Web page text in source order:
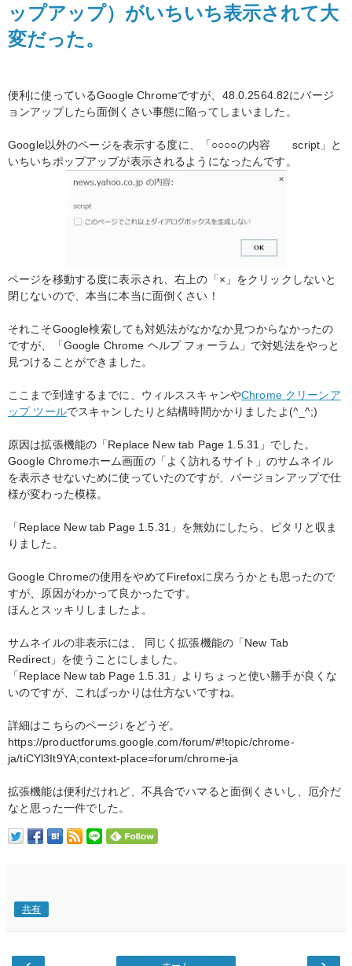
ップアップ）がいちいち表示されて大
変だった。
便利に使っているGoogle Chromeですが、48.0.2564.82にバージ
ョンアップしたら面倒くさい事態に陥ってしまいました。
Google以外のページを表示する度に、「○○○○の内容 script」と
いちいちポップアップが表示されるようになったんです。
ページを移動する度に表示され、右上の「×」をクリックしないと
閉じないので、本当に本当に面倒くさい！
それこそGoogle検索しても対処法がなかなか見つからなかったの
ですが、「Google Chrome ヘルプ フォーラム」で対処法をやっと
見つけることができました。
ここまで到達するまでに、ウィルススキャンやChrome クリーンア
ップ ツールでスキャンしたりと結構時間かかりましたよ(^_^;)
原因は拡張機能の「Replace New tab Page 1.5.31」でした。
Google Chromeホーム画面の「よく訪れるサイト」のサムネイル
を表示させないために使っていたのですが、バージョンアップで仕
様が変わった模様。
「Replace New tab Page 1.5.31」を無効にしたら、ピタリと収ま
りました。
Google Chromeの使用をやめてFirefoxに戻ろうかとも思ったので
すが、原因がわかって良かったです。
ほんとスッキリしましたよ。
サムネイルの非表示には、 同じく拡張機能の「New Tab
Redirect」を使うことにしました。
「Replace New tab Page 1.5.31」よりちょっと使い勝手が良くな
いのですが、こればっかりは仕方ないですね。
詳細はこちらのページ↓をどうぞ。
https://productforums.google.com/forum/#!topic/chrome-
ja/tiCYl3It9YA;context-place=forum/chrome-ja
拡張機能は便利だけれど、不具合でハマると面倒くさいし、厄介だ
なと思った一件でした。
共有